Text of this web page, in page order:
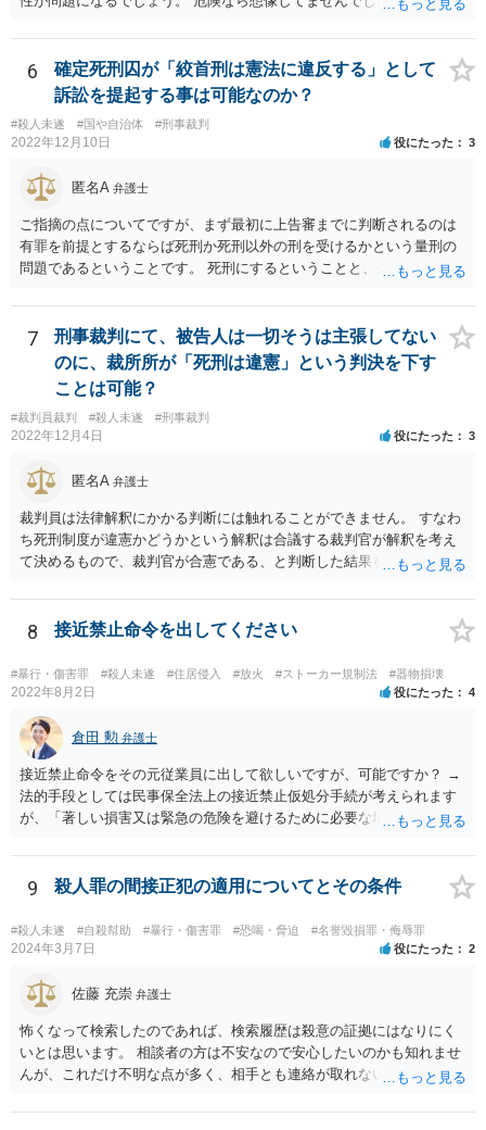
6
確定死刑囚が「絞首刑は憲法に違反する」として
訴訟を提起する事は可能なのか？
#殺人未遂 #国や自治体 #刑事裁判
2022年12月10日 役にたった 3
匿名A 弁護士
ご指摘の点についてですが、まず最初に上告審までに判断されるのは
有罪を前提とするならば死刑か死刑以外の刑を受けるかという量刑の
問題であるということです。 死刑にするということと、死刑の方法に
いう前提としても、仮に絞首刑が残虐な方法であって憲法に違反する
ならば絞首刑によっては死刑にすることができません。 例えば薬を飲
ませることによって死に至らしめる方法は残虐ではない、となるかも
しれませんので、この方法なら死刑を行えるということになります。
そのため、死刑にすべきではないということと、死刑の方法を絞首刑
にすべきではない、という話は少し段階が違う話となると思います。
7
刑事裁判にて、被告人は一切そうは主張してない
のに、裁所所が「死刑は違憲」という判決を下す
ことは可能？
#裁判員裁判 #殺人未遂 #刑事裁判
2022年12月4日 役にたった 3
匿名A 弁護士
裁判員は法律解釈にかかる判断には触れることができません。 すなわ
ち死刑制度が違憲かどうかという解釈は合議する裁判官が解釈を考え
て決めるもので、裁判官が合憲である、と判断した結果を前提として
とはできないものと考えられます。 裁判員の参加する刑事裁判に関す
る法律6条2項 前項に規定する場合において、次に掲げる裁判所の判断
8 接近禁止命令を出してください
#暴行・傷害罪 #殺人未遂 #住居侵入 #放火 #ストーカー規制法 #器物損壊
2022年8月2日 役にたった 4
倉田 勲 弁護士
接近禁止命令をその元従業員に出して欲しいですが、可能ですか？ →
法的手段としては民事保全法上の接近禁止仮処分手続が考えられます
が、「著しい損害又は緊急の危険を避けるために必要な場合」（保全
のハードルは一般的に高いので、過去に支店に来て営業妨害を現にし
たことがあるなどの会社に著しい損害や緊急の危険が生じることを裏
れます。この場では一般的な回答しかできませんので、法務担当の方
とよくご相談ください。
9 殺人罪の間接正犯の適用についてとその条件
#殺人未遂 #自殺幇助 #暴行・傷害罪 #恐喝・脅迫 #名誉毀損罪・侮辱罪
2024年3月7日 役にたった 2
佐藤 充崇 弁護士
怖くなって検索したのであれば、検索履歴は殺意の証拠にはなりにく
いとは思います。 相談者の方は不安なので安心したいのかも知れませ
んが、これだけ不明な点が多く、相手とも連絡が取れないとなると、
しますが・・・ それでもどうしても気になるようなら、弁護士に予約